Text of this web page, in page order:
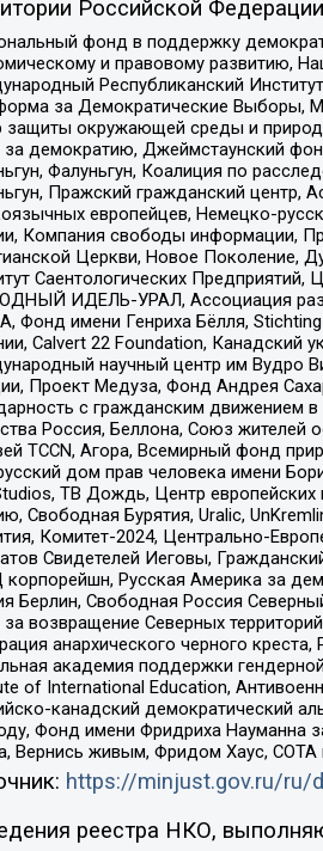
Российской
фонд в поддержку
и правовому развитию,
Республиканский
за Демократические Выборы,
защиты окружающей среды и
демократию, Джеймстаунский
Фалуньгун, Коалиция по
Пражский гражданский центр,
европейцев, Немецко-
Компания свободы информации,
Церкви, Новое Поколение,
Саентологических
ИДЕЛЬ-УРАЛ, Ассоциация
Фонд имени Генриха Бёлля,
Calvert 22 Foundation, Канадский
научный центр им Вудро
Проект Медуза, Фонд Андрея
с гражданским движением в
Россия, Беллона, Союз жителей
TCCN, Агора, Всемирный фонд
дом прав человека имени
ТВ Дождь, Центр
Свободная Бурятия, Uralic,
Комитет-2024, Центрально-
Свидетелей Иеговы,
Русская Америка за
Берлин, Свободная Россия
возвращение Северных
анархического черного
академия поддержки
of International Education,
канадский демократический
Фонд имени Фридриха Науманна
Вернись живым, Фридом Хаус,
https://minjust.gov.ru/ru/
реестра НКО,